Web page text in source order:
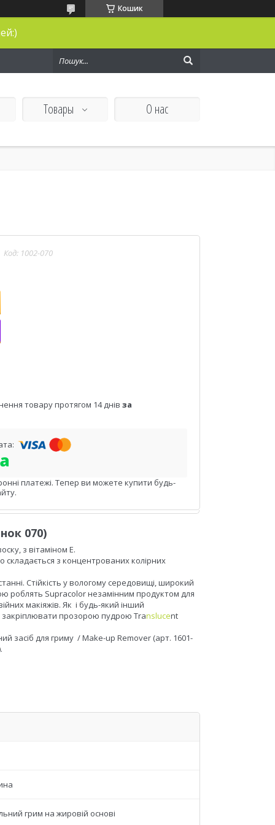
Кошик
Товары О нас
Код: 1002-070
товару протягом 14 днів за
платежі. Тепер ви можете купити будь-
070)
з вітаміном Е.
з концентрованих колірних
Стійкість у вологому середовищі, широкий
роблять Supracolor незамінним продуктом для
макіяжів. Як і будь-який інший
закріплювати прозорою пудрою Translucent
засіб для гриму / Make-up Remover (арт. 1601-
грим на жировій основі